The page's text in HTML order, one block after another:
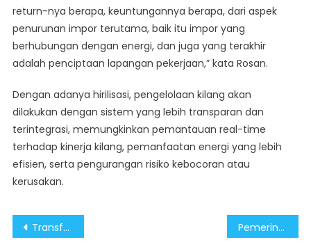
return-nya berapa, keuntungannya berapa, dari aspek
penurunan impor terutama, baik itu impor yang
berhubungan dengan energi, dan juga yang terakhir
adalah penciptaan lapangan pekerjaan,” kata Rosan.
Dengan adanya hirilisasi, pengelolaan kilang akan
dilakukan dengan sistem yang lebih transparan dan
terintegrasi, memungkinkan pemantauan real-time
terhadap kinerja kilang, pemanfaatan energi yang lebih
efisien, serta pengurangan risiko kebocoran atau
kerusakan.
Post
Transformasi Industri Tembaga: Hilirisasi Tingkatkan Nilai Tambah dan Investasi Pemerintah Percepat Hilirisasi Nikel untuk Mendukung Industri Hijau dan Ekonomi Berkelanjutan